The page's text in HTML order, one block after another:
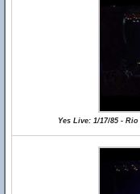
Yes Live: 1/17/85 -